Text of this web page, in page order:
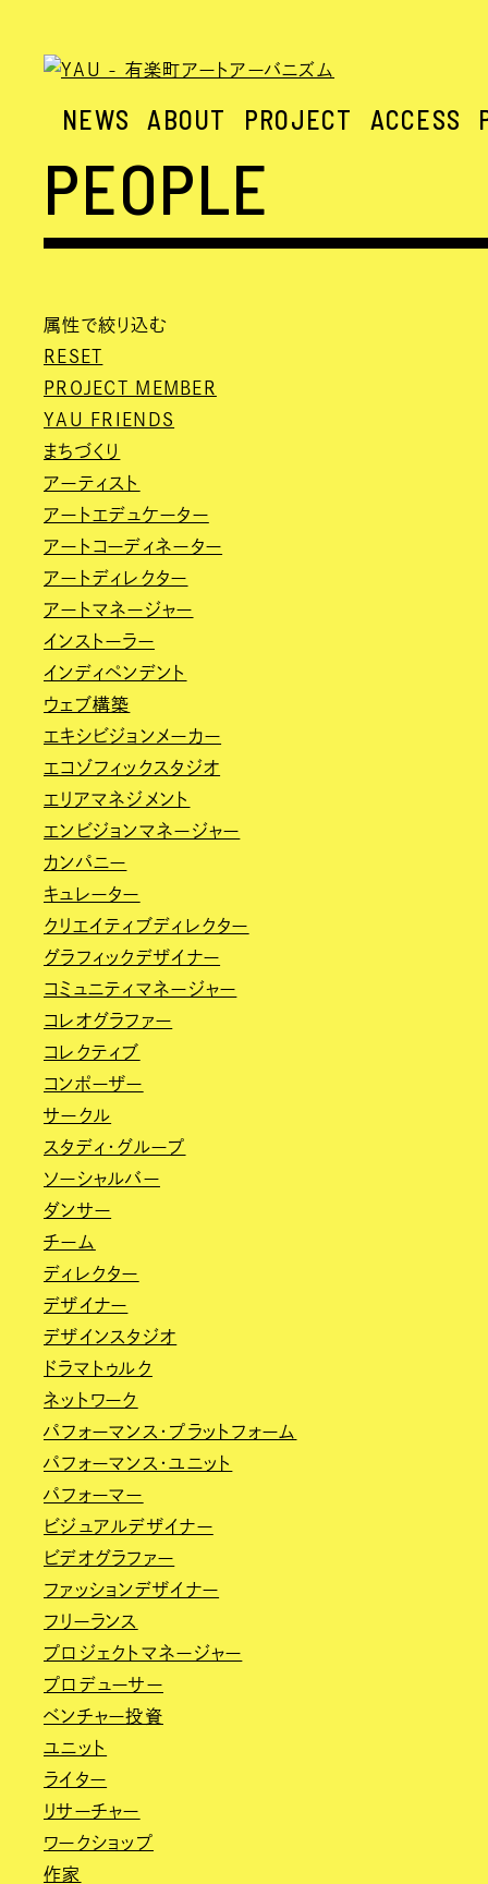
NEWS ABOUT PROJECT ACCESS
PEOPLE
属性で絞り込む
RESET
PROJECT MEMBER
YAU FRIENDS
まちづくり
アーティスト
アートエデュケーター
アートコーディネーター
アートディレクター
アートマネージャー
インストーラー
インディペンデント
ウェブ構築
エキシビジョンメーカー
エコゾフィックスタジオ
エリアマネジメント
エンビジョンマネージャー
カンパニー
キュレーター
クリエイティブディレクター
グラフィックデザイナー
コミュニティマネージャー
コレオグラファー
コレクティブ
コンポーザー
サークル
スタディ・グループ
ソーシャルバー
ダンサー
チーム
ディレクター
デザイナー
デザインスタジオ
ドラマトゥルク
ネットワーク
パフォーマンス・プラットフォーム
パフォーマンス・ユニット
パフォーマー
ビジュアルデザイナー
ビデオグラファー
ファッションデザイナー
フリーランス
プロジェクトマネージャー
プロデューサー
ベンチャー投資
ユニット
ライター
リサーチャー
ワークショップ
作家